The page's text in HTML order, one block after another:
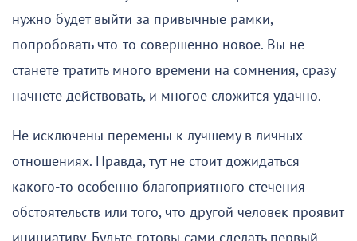
нужно будет выйти за привычные рамки,
попробовать что-то совершенно новое. Вы не
станете тратить много времени на сомнения, сразу
начнете действовать, и многое сложится удачно.
Не исключены перемены к лучшему в личных
отношениях. Правда, тут не стоит дожидаться
какого-то особенно благоприятного стечения
обстоятельств или того, что другой человек проявит